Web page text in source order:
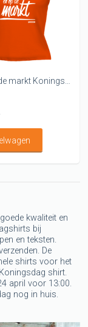
kwaliteit en
bij
en teksten.
De
shirts voor het
shirt.
april voor 13:00.
nog in huis.